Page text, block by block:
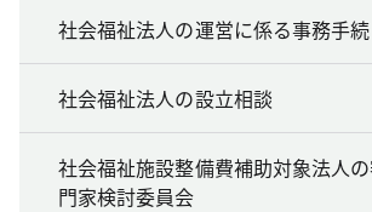
社会福祉法人の運営に係る事務手続
社会福祉法人の設立相談
社会福祉施設整備費補助対象法人
門家検討委員会